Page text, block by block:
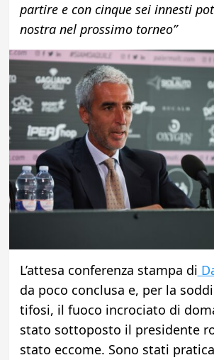
partire e con cinque sei innesti
nostra nel prossimo torneo”
L’attesa conferenza stampa di
da poco conclusa e, per la
tifosi, il fuoco incrociato di
stato sottoposto il presidente
stato eccome. Sono stati